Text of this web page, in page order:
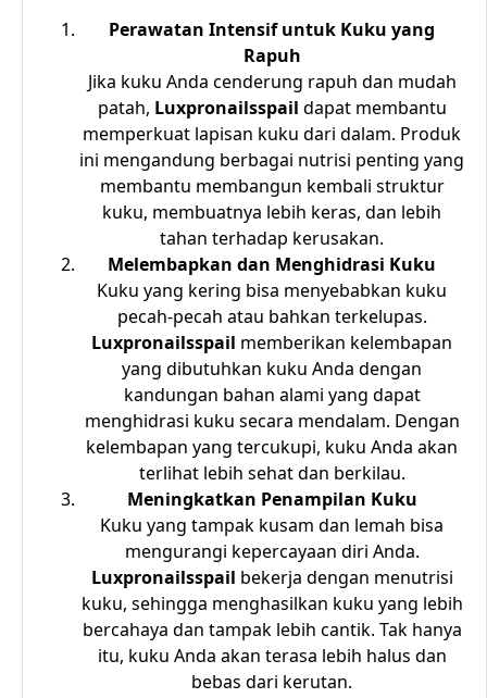
Perawatan Intensif untuk Kuku yang
Rapuh
Jika kuku Anda cenderung rapuh dan mudah
patah, Luxpronailsspail dapat membantu
memperkuat lapisan kuku dari dalam. Produk
ini mengandung berbagai nutrisi penting yang
membantu membangun kembali struktur
kuku, membuatnya lebih keras, dan lebih
tahan terhadap kerusakan.
Melembapkan dan Menghidrasi Kuku
Kuku yang kering bisa menyebabkan kuku
pecah-pecah atau bahkan terkelupas.
Luxpronailsspail memberikan kelembapan
yang dibutuhkan kuku Anda dengan
kandungan bahan alami yang dapat
menghidrasi kuku secara mendalam. Dengan
kelembapan yang tercukupi, kuku Anda akan
terlihat lebih sehat dan berkilau.
Meningkatkan Penampilan Kuku
Kuku yang tampak kusam dan lemah bisa
mengurangi kepercayaan diri Anda.
Luxpronailsspail bekerja dengan menutrisi
kuku, sehingga menghasilkan kuku yang lebih
bercahaya dan tampak lebih cantik. Tak hanya
itu, kuku Anda akan terasa lebih halus dan
bebas dari kerutan.